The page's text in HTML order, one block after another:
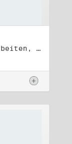
Titel: Wissenschaftliche Arbeiten, Studien und Manuskripte Dritter (1)